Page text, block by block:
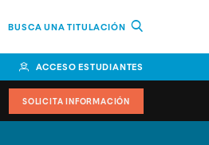
BUSCA UNA TITULACIÓN
ACCESO ESTUDIANTES
SOLICITA INFORMACIÓN